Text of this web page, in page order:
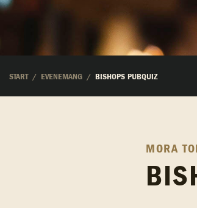
START EVENEMANG BISHOPS PUBQUIZ
MORA